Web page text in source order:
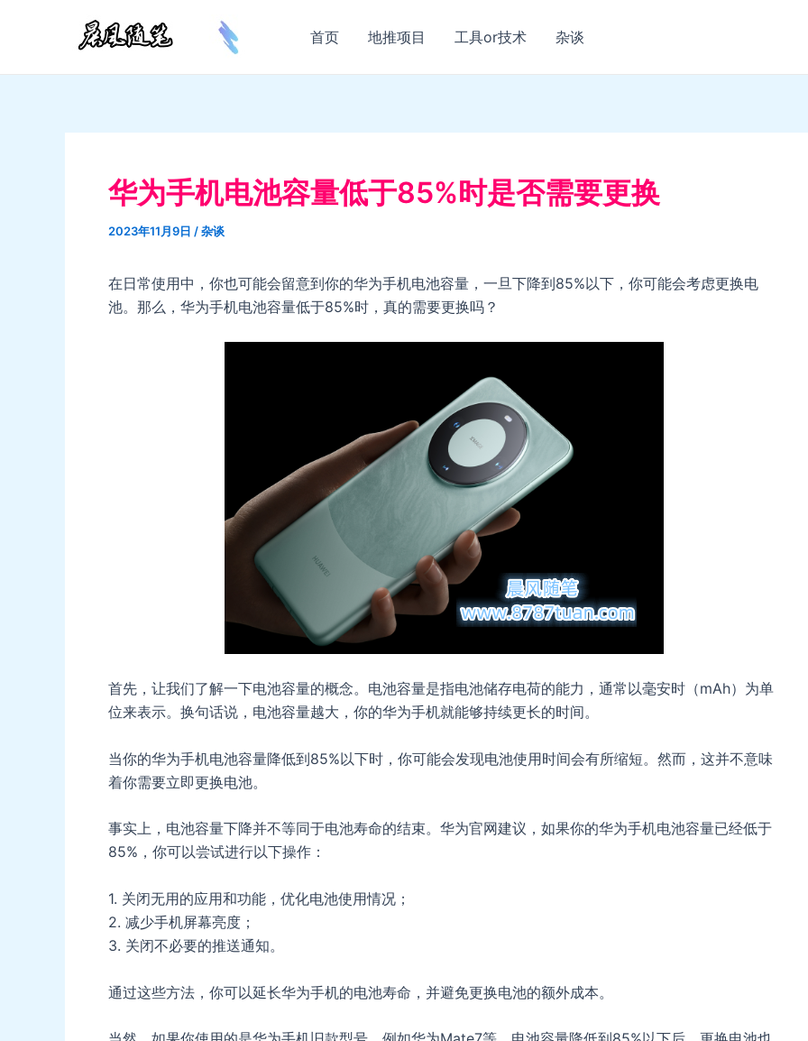
首页 地推项目 工具or技术 杂谈
华为手机电池容量低于85%时是否需要更换
2023年11月9日 /杂谈
在日常使用中，你也可能会留意到你的华为手机电池容量，一旦下降到85%以下，你可能会考虑更换电
池。那么，华为手机电池容量低于85%时，真的需要更换吗？
首先，让我们了解一下电池容量的概念。电池容量是指电池储存电荷的能力，通常以毫安时（mAh）为单
位来表示。换句话说，电池容量越大，你的华为手机就能够持续更长的时间。
当你的华为手机电池容量降低到85%以下时，你可能会发现电池使用时间会有所缩短。然而，这并不意味
着你需要立即更换电池。
事实上，电池容量下降并不等同于电池寿命的结束。华为官网建议，如果你的华为手机电池容量已经低于
85%，你可以尝试进行以下操作：
1. 关闭无用的应用和功能，优化电池使用情况；
2. 减少手机屏幕亮度；
3. 关闭不必要的推送通知。
通过这些方法，你可以延长华为手机的电池寿命，并避免更换电池的额外成本。